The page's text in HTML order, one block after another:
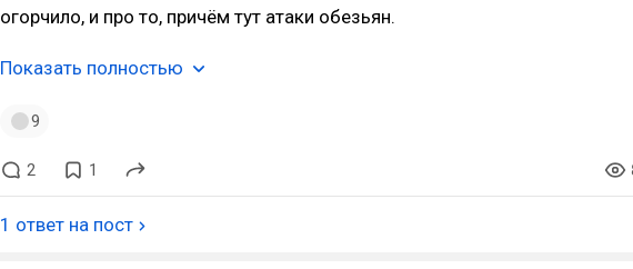
огорчило, и про то, причём тут атаки обезьян.
Показать полностью
9
2 1
1 ответ на пост